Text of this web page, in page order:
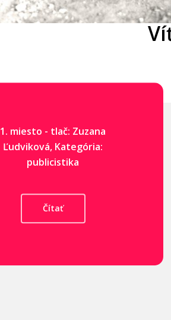
1. miesto - tlač: Zuzana
Ľudviková, Kategória:
publicistika
Čítať